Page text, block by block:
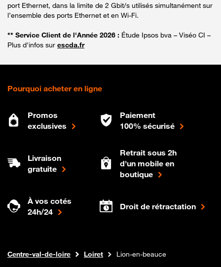
port Ethernet, dans la limite de 2 Gbit/s utilisés simultanément sur
l’ensemble des ports Ethernet et en Wi-Fi.
** Service Client de l'Année 2026 : Étude Ipsos bva – Viséo CI –
Plus d'infos sur escda.fr
Pourquoi acheter en ligne
Promos
exclusives
Paiement
100% sécurisé
Livraison
gratuite
Retrait sous 2h
d'un mobile en
boutique
À vos cotés
24h/24
Droit de rétractation
Boutique Orange
Internet fibre
Centre-val-de-loire Loiret Lion-en-beauce